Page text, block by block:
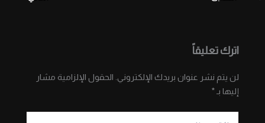
اترك تعليقاً
لن يتم نشر عنوان بريدك الإلكتروني. الحقول الإلزامية مشار
إليها بـ*